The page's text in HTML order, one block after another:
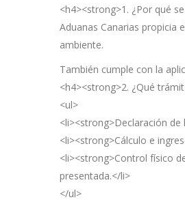
<h4><strong>1. ¿Por qué
Aduanas Canarias propicia
ambiente.
También cumple con la
<h4><strong>2. ¿Qué
<ul>
<li><strong>Declaración
<li><strong>Cálculo e
<li><strong>Control físico
presentada.</li>
</ul>